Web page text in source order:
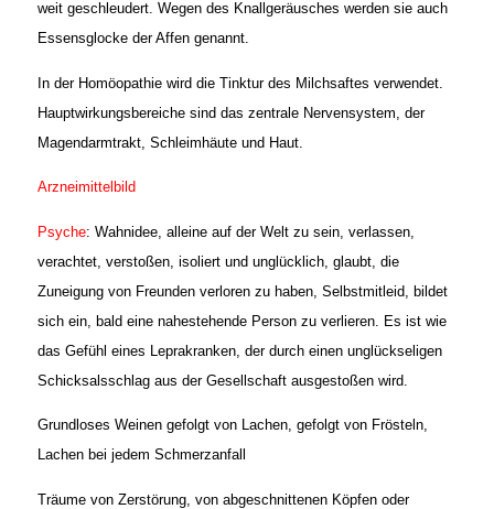
weit geschleudert. Wegen des Knallgeräusches werden sie auch
Essensglocke der Affen genannt.
In der Homöopathie wird die Tinktur des Milchsaftes verwendet.
Hauptwirkungsbereiche sind das zentrale Nervensystem, der
Magendarmtrakt, Schleimhäute und Haut.
Arzneimittelbild
Psyche: Wahnidee, alleine auf der Welt zu sein, verlassen,
verachtet, verstoßen, isoliert und unglücklich, glaubt, die
Zuneigung von Freunden verloren zu haben, Selbstmitleid, bildet
sich ein, bald eine nahestehende Person zu verlieren. Es ist wie
das Gefühl eines Leprakranken, der durch einen unglückseligen
Schicksalsschlag aus der Gesellschaft ausgestoßen wird.
Grundloses Weinen gefolgt von Lachen, gefolgt von Frösteln,
Lachen bei jedem Schmerzanfall
Träume von Zerstörung, von abgeschnittenen Köpfen oder